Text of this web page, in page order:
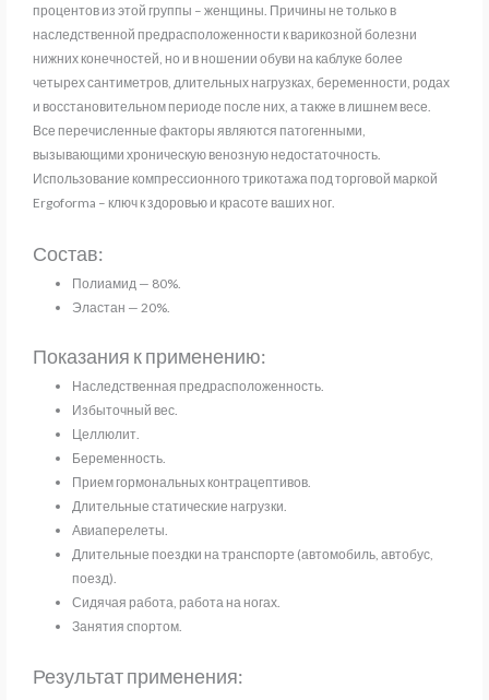
процентов из этой группы – женщины. Причины не только в
наследственной предрасположенности к варикозной болезни
нижних конечностей, но и в ношении обуви на каблуке более
четырех сантиметров, длительных нагрузках, беременности, родах
и восстановительном периоде после них, а также в лишнем весе.
Все перечисленные факторы являются патогенными,
вызывающими хроническую венозную недостаточность.
Использование компрессионного трикотажа под торговой маркой
Ergoforma – ключ к здоровью и красоте ваших ног.
Состав:
Полиамид — 80%.
Эластан — 20%.
Показания к применению:
Наследственная предрасположенность.
Избыточный вес.
Целлюлит.
Беременность.
Прием гормональных контрацептивов.
Длительные статические нагрузки.
Авиаперелеты.
Длительные поездки на транспорте (автомобиль, автобус,
поезд).
Сидячая работа, работа на ногах.
Занятия спортом.
Результат применения: